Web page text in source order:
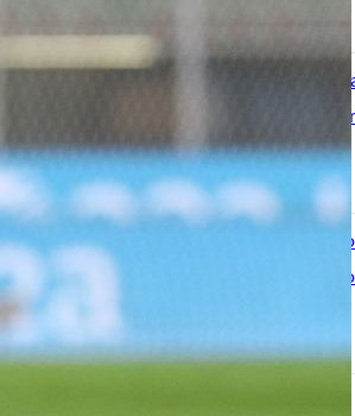
Atalanta,
l’attacco: nel
del Como
6 Agosto 2026
L’ex Atalanta
mirino del
6 Agosto 2026